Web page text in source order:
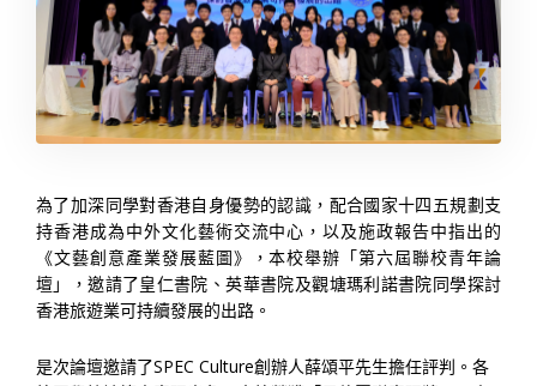
為了加深同學對香港自身優勢的認識，配合國家十四五規劃支
持香港成為中外文化藝術交流中心，以及施政報告中指出的
《文藝創意產業發展藍圖》，本校舉辦「第六屆聯校青年論
壇」，邀請了皇仁書院、英華書院及觀塘瑪利諾書院同學探討
香港旅遊業可持續發展的出路。
是次論壇邀請了SPEC Culture創辦人薛頌平先生擔任評判。各